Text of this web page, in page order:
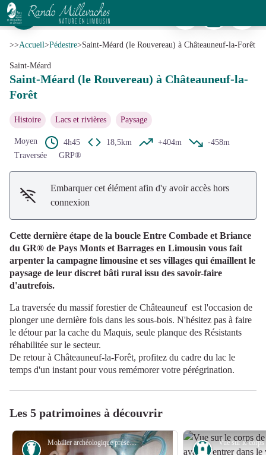
Saint-Méard (le Rouvereau) à Châteauneuf-la-Forêt
Voir l'image en plein écran
>>Accueil>Pédestre>Saint-Méard (le Rouvereau) à Châteauneuf-la-Forêt
Saint-Méard
Saint-Méard (le Rouvereau) à Châteauneuf-la-
Forêt
Histoire Lacs et rivières Paysage
Moyen 4h45 18,5km +404m
-458m
Traversée
GRP®
Embarquer cet élément afin d'y avoir accès hors
connexion
Cette dernière étape de la boucle Entre Combade et Briance
du GR® de Pays Monts et Barrages en Limousin vous fait
arpenter la campagne limousine et ses villages qui émaillent le
paysage de leur discret bâti rural issu des savoir-faire
d'autrefois.
La traversée du massif forestier de Châteauneuf est l'occasion de
plonger une dernière fois dans les sous-bois. N'hésitez pas à faire
le détour par la cache du Maquis, seule planque des Résistants
réhabilitée sur le secteur.
De retour à Châteauneuf-la-Forêt, profitez du cadre du lac le
temps d'un instant pour vous remémorer votre pérégrination.
Les 5 patrimoines à découvrir
Mobilier archéologique présenté dans la mairie de Saint-Méard (période gallo-romaine) - PETR du Pays Monts et Barrages - Julie Grèze
Archéologie Patrimoine